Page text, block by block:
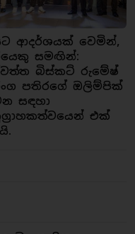
ආදර්ශයක් වෙමින්,
සමඟින්:
බිස්කට් රුමේෂ්
පතිරගේ ඔලිම්පික්
සඳහා
එක්